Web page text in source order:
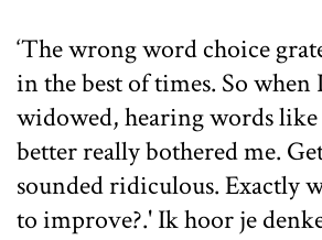
‘The wrong word choice
in the best of times. So when
widowed, hearing words
better really bothered me.
sounded ridiculous. Exactly
to improve?.' Ik hoor je